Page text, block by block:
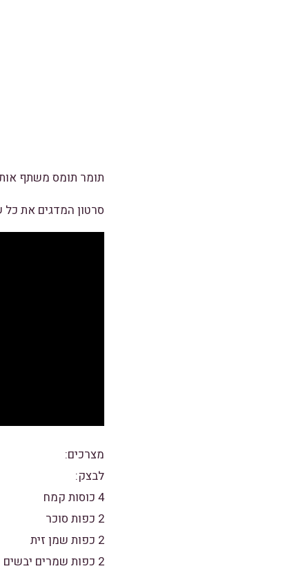
תומר תומס משתף
סרטון המדגים את כל
מצרכים:
לבצק:
4 כוסות קמח
2 כפות סוכר
2 כפות שמן זית
2 כפות שמרים יבשים